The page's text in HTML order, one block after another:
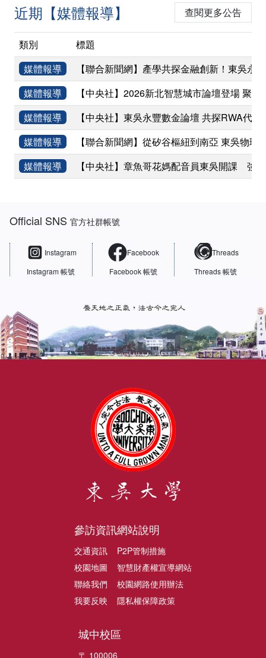
近期【媒體報導】 查閱更多公告
類別
標題
媒體報導
【聯合新聞網】產學共探金融創新！東吳
媒體報導
【中央社】2026新北智慧城市論壇登場 聚
媒體報導
【中央社】東吳永豐數金論壇 共探RWA代幣
媒體報導
【聯合新聞網】從矽谷樞紐到南亞 東吳物理
媒體報導
【中央社】章魚哥花媽配音員東吳開課 強
Official SNS官方社群帳號
Instagram
Instagram 帳號
Facebook
Facebook 帳號
Threads
Threads 帳號
參訪資訊
交通資訊
校園地圖
聯絡我們
我要反映
網站說明
P2P管制措施
智慧財產權宣導網站
校園網路使用辦法
隱私權保障政策
城中校區
〒 100006